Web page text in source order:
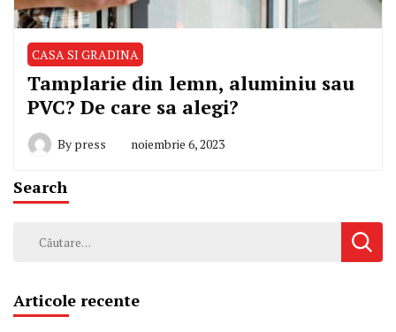
CASA SI GRADINA
Tamplarie din lemn, aluminiu sau
PVC? De care sa alegi?
By press noiembrie 6, 2023
Search
Caută
Articole recente